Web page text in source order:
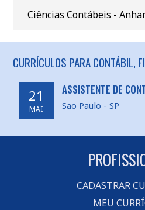
Ciências Contábeis -
CURRÍCULOS PARA CONTÁBIL,
21
MAI
ASSISTENTE DE
Sao Paulo - SP
CADASTRAR
MEU